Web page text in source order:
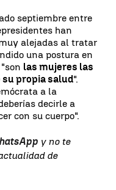
septiembre entre
han
alejadas al tratar
una postura en
las mujeres las
su propia salud".
a la
decirle a
con su cuerpo".
y no te
de